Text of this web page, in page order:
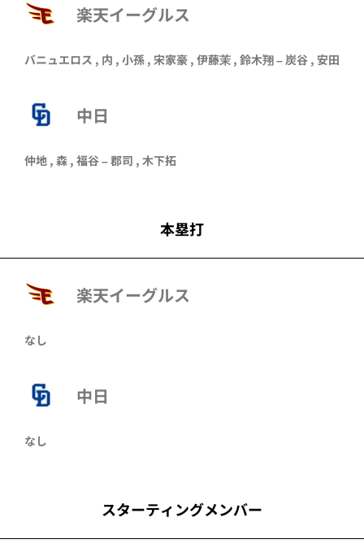
楽天イーグルス
バニュエロス , 内 , 小孫 , 宋家豪 , 伊藤茉 , 鈴木翔–炭谷 , 安田
中日
仲地 , 森 , 福谷 – 郡司 , 木下拓
本塁打
楽天イーグルス
なし
中日
なし
スターティングメンバー